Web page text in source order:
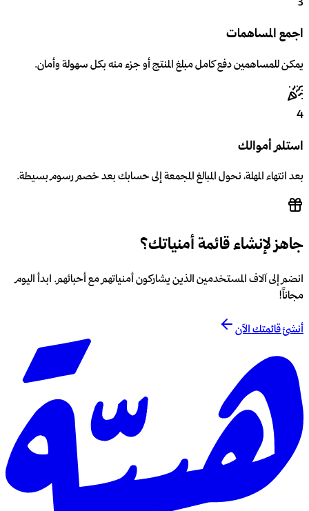
3
اجمع المساهمات
يمكن للمساهمين دفع كامل مبلغ المنتج أو جزء منه بكل سهولة وأمان.
4
استلم أموالك
بعد انتهاء المهلة، نحول المبالغ المجمعة إلى حسابك بعد خصم رسوم بسيطة.
جاهز لإنشاء قائمة أمنياتك؟
انضم إلى آلاف المستخدمين الذين يشاركون أمنياتهم مع أحبائهم. ابدأ اليوم
مجاناً!
أنشئ قائمتك الآن